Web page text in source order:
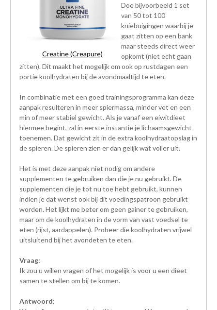
Creatine (Creapure)
Doe bijvoorbeeld 1 set
van 50 tot 100
kniebuigingen waarbij je
gaat zitten op een bank
maar steeds direct weer
opkomt (niet echt gaan
zitten). Dit maakt het mogelijk om ook op rustdagen een
portie koolhydraten bij de avondmaaltijd te eten.
In combinatie met een goed trainingsprogramma kan deze
aanpak resulteren in meer spiermassa, minder vet en een
min of meer stabiel gewicht. Als je vanaf een eiwitdieet
hiermee begint, zal in eerste instantie je lichaamsgewicht
toenemen. Dat gewicht zit in de extra koolhydraatopslag in
de spieren. De spieren zien er dan gelijk wat voller uit.
Het is met deze aanpak niet nodig om andere
supplementen te gebruiken dan die je nu gebruikt. De
supplementen die je tot nu toe hebt gebruikt, kunnen
indien je dat wenst ook bij dit voedingspatroon gebruikt
worden. Het lijkt me beter om geen gainer te gebruiken,
maar om de koolhydraten in de vorm van vast voedsel te
eten (rijst, aardappelen). Probeer die koolhydraten vrijwel
uitsluitend bij het avondeten te eten.
Vraag:
Ik zou u willen vragen of het mogelijk is voor u een dieet
samen te stellen om bij te komen.
Antwoord: